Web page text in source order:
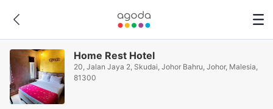
Home Rest Hotel
20, Jalan Jaya 2, Skudai, Johor Bahru, Johor, Malesia,
81300